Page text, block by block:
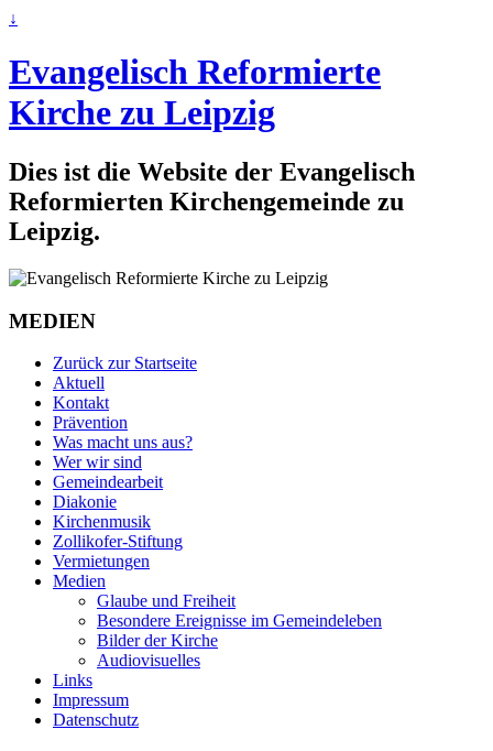
↓
Evangelisch Reformierte
Kirche zu Leipzig
Dies ist die Website der Evangelisch
Reformierten Kirchengemeinde zu
Leipzig.
MEDIEN
Zurück zur Startseite
Aktuell
Kontakt
Prävention
Was macht uns aus?
Wer wir sind
Gemeindearbeit
Diakonie
Kirchenmusik
Zollikofer-Stiftung
Vermietungen
Medien
Glaube und Freiheit
Besondere Ereignisse im Gemeindeleben
Bilder der Kirche
Audiovisuelles
Links
Impressum
Datenschutz